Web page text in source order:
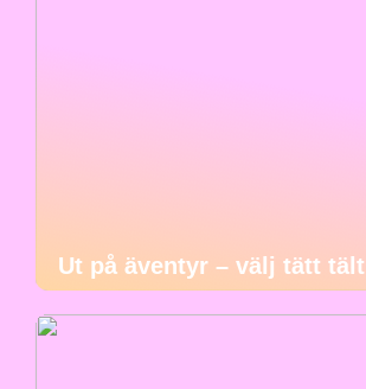
Ut på äventyr – välj tätt tält